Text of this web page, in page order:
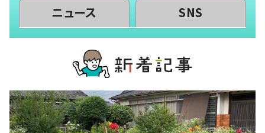
ニュース SNS